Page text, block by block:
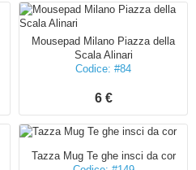
Mousepad Milano Piazza della
Scala Alinari
Codice: #84
6 €
Tazza Mug Te ghe insci da cor